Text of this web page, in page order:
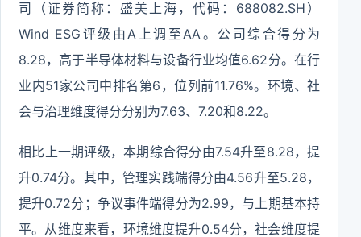
司（证券简称：盛美上海，代码：688082.SH）
Wind ESG评级由A上调至AA。公司综合得分为
8.28，高于半导体材料与设备行业均值6.62分。在行
业内51家公司中排名第6，位列前11.76%。环境、社
会与治理维度得分分别为7.63、7.20和8.22。
相比上一期评级，本期综合得分由7.54升至8.28，提
升0.74分。其中，管理实践端得分由4.56升至5.28，
提升0.72分；争议事件端得分为2.99，与上期基本持
平。从维度来看，环境维度提升0.54分，社会维度提